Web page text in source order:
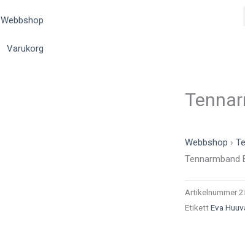
Webbshop
Varukorg
Webbshop ›
Tennarmband
Artikelnummer
EtikettEva